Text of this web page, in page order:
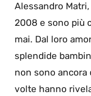
Alessandro
2008 e sono più
mai. Dal loro
splendide
non sono ancora
volte hanno